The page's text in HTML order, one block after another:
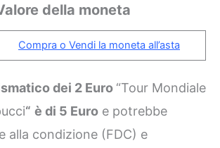
della moneta
Compra o Vendi la moneta all’asta
dei 2 Euro “Tour Mondiale
“ è di 5 Euro e potrebbe
alla condizione (FDC) e